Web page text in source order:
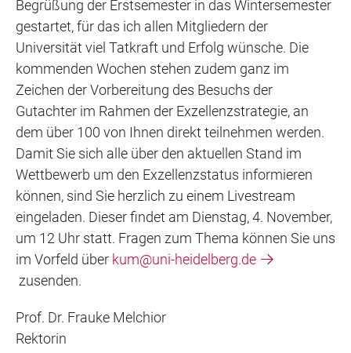
Begrüßung der Erstsemester in das Wintersemester
gestartet, für das ich allen Mitgliedern der
Universität viel Tatkraft und Erfolg wünsche. Die
kommenden Wochen stehen zudem ganz im
Zeichen der Vorbereitung des Besuchs der
Gutachter im Rahmen der Exzellenzstrategie, an
dem über 100 von Ihnen direkt teilnehmen werden.
Damit Sie sich alle über den aktuellen Stand im
Wettbewerb um den Exzellenzstatus informieren
können, sind Sie herzlich zu einem Livestream
eingeladen. Dieser findet am Dienstag, 4. November,
um 12 Uhr statt. Fragen zum Thema können Sie uns
im Vorfeld über kum@uni-heidelberg.de
zusenden.
Prof. Dr. Frauke Melchior
Rektorin